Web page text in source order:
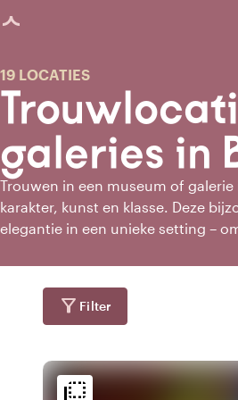
geladen
galeries in
19 LOCATIES
Trouwen in een museum of
karakter, kunst en klasse. Deze
elegantie in een unieke setting –
ceremonie in een lichte galerie of
vind je exclusieve locaties die
en mogelijkheden op maat wordt
filter_alt Filter
flip_to_back